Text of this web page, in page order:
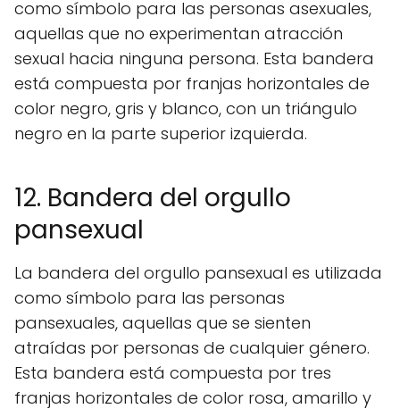
como símbolo para las personas asexuales,
aquellas que no experimentan atracción
sexual hacia ninguna persona. Esta bandera
está compuesta por franjas horizontales de
color negro, gris y blanco, con un triángulo
negro en la parte superior izquierda.
12. Bandera del orgullo
pansexual
La bandera del orgullo pansexual es utilizada
como símbolo para las personas
pansexuales, aquellas que se sienten
atraídas por personas de cualquier género.
Esta bandera está compuesta por tres
franjas horizontales de color rosa, amarillo y